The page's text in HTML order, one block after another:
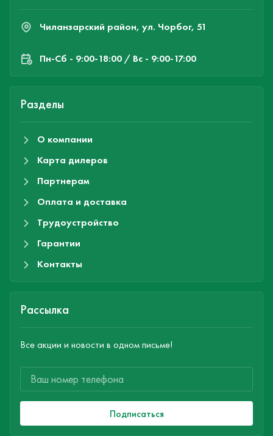
Чиланзарский район, ул. Чорбог, 51
Пн-Cб - 9:00-18:00 / Вс - 9:00-17:00
Разделы
О компании
Карта дилеров
Партнерам
Оплата и доставка
Трудоустройство
Гарантии
Контакты
Рассылка
Все акции и новости в одном письме!
Подписаться